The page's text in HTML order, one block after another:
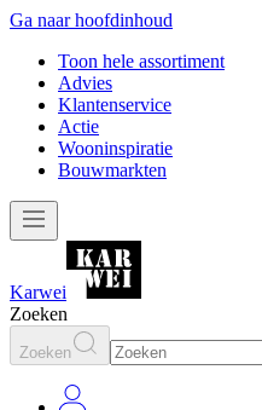
Ga naar hoofdinhoud
Toon hele assortiment
Advies
Klantenservice
Actie
Wooninspiratie
Bouwmarkten
Karwei
Zoeken
Zoeken